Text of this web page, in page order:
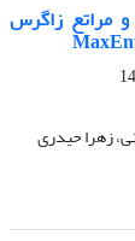
مراتع زاگرس
زهرا حیدری